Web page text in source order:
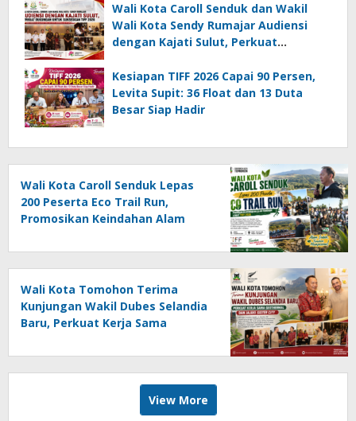
Wali Kota Caroll Senduk dan Wakil
Wali Kota Sendy Rumajar Audiensi
dengan Kajati Sulut, Perkuat
Kesiapan TIFF 2026 Capai 90 Persen,
Levita Supit: 36 Float dan 13 Duta
Besar Siap Hadir
Wali Kota Caroll Senduk Lepas
200 Peserta Eco Trail Run,
Promosikan Keindahan Alam
Wali Kota Tomohon Terima
Kunjungan Wakil Dubes Selandia
Baru, Perkuat Kerja Sama
View More